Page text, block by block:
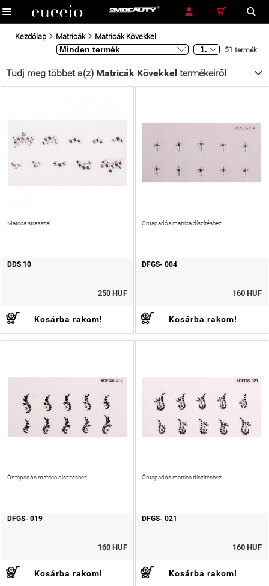
RÉSZLETES KERESÉS
Kezdőlap Matricák Matricák Kövekkel
51 termék
Tudj meg többet a(z) Matricák Kövekkel termékeiről
Matrica strasszal.
DDS 10
250 HUF
Kosárba rakom!
Öntapadós matrica díszítéshez
DFGS- 004
160 HUF
Kosárba rakom!
Öntapadós matrica díszítéshez
DFGS- 019
160 HUF
Kosárba rakom!
Öntapadós matrica díszítéshez
DFGS- 021
160 HUF
Kosárba rakom!